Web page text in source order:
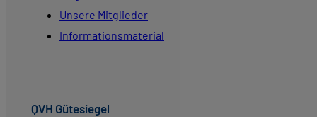
Unsere Mitglieder
Informationsmaterial
QVH Gütesiegel